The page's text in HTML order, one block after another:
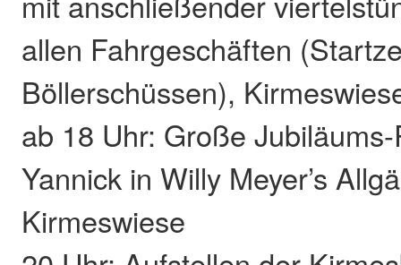
allen Fahrgeschäften
Böllerschüssen),
ab 18 Uhr: Große
Yannick in Willy Meyer’s
Kirmeswiese